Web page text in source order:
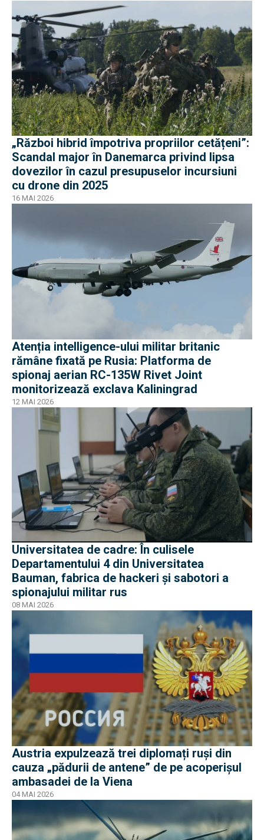
„Război hibrid împotriva propriilor cetățeni”:
Scandal major în Danemarca privind lipsa
dovezilor în cazul presupuselor incursiuni
cu drone din 2025
16 MAI 2026
Atenția intelligence-ului militar britanic
rămâne fixată pe Rusia: Platforma de
spionaj aerian RC-135W Rivet Joint
monitorizează exclava Kaliningrad
12 MAI 2026
Universitatea de cadre: În culisele
Departamentului 4 din Universitatea
Bauman, fabrica de hackeri și sabotori a
spionajului militar rus
08 MAI 2026
Austria expulzează trei diplomați ruși din
cauza „pădurii de antene” de pe acoperișul
ambasadei de la Viena
04 MAI 2026